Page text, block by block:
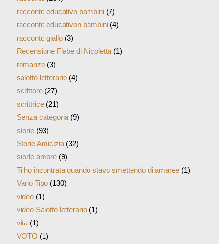
racconto educativo bambini(7)
racconto educativon bambini(4)
racconto giallo(3)
Recensione Fiabe di Nicoletta(1)
romanzo(3)
salotto letterario(4)
scrittore(27)
scrittrice(21)
Senza categoria(9)
storie(93)
Storie Amicizia(32)
storie amore(9)
Ti ho incontrata quando stavo smettendo di amaree(1)
Vario Tipo(130)
video(1)
video Salotto letterario(1)
vita(1)
VOTO (1)